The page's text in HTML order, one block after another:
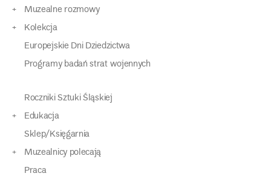
Muzealne rozmowy
Kolekcja
Europejskie Dni Dziedzictwa
Programy badań strat wojennych
Roczniki Sztuki Śląskiej
Edukacja
Sklep/Księgarnia
Muzealnicy polecają
Praca